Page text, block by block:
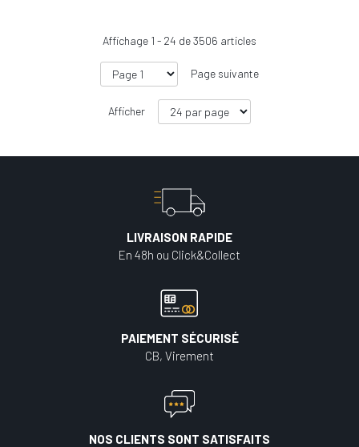
Affichage 1 - 24 de3506 articles
Page suivante
Afficher
LIVRAISON RAPIDE
En 48h ou Click&Collect
PAIEMENT SÉCURISÉ
CB, Virement
NOS CLIENTS SONT SATISFAITS